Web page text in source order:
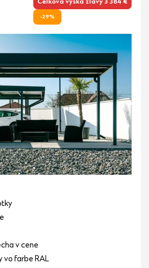
Celková výška zľavy 3 384 €
-29%
v cene
vo farbe RAL